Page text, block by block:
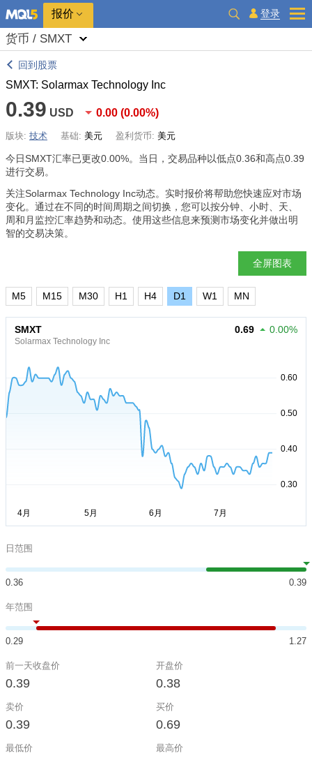
报价 登录
货币 / SMXT
回到股票
SMXT: Solarmax Technology Inc
0.39 USD 0.00 (0.00%)
版块: 技术 基础: 美元 盈利货币: 美元
今日SMXT汇率已更改0.00%。当日，交易品种以低点0.36和高点0.39
进行交易。
关注Solarmax Technology Inc动态。实时报价将帮助您快速应对市场
变化。通过在不同的时间周期之间切换，您可以按分钟、小时、天、
周和月监控汇率趋势和动态。使用这些信息来预测市场变化并做出明
智的交易决策。
全屏图表
M5 M15 M30 H1 H4 D1 W1 MN
SMXT
Solarmax Technology Inc
0.69 0.00%
日范围
0.36 0.39
年范围
0.29 1.27
前一天收盘价
0.39
开盘价
0.38
卖价
0.39
买价
0.69
最低价 最高价